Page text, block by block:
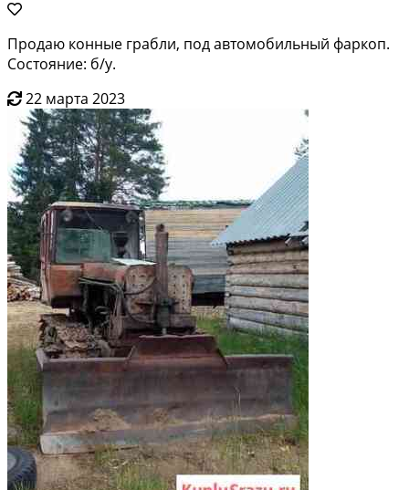
Продаю конные грабли, под автомобильный фаркоп.
Состояние: б/у.
22 марта 2023